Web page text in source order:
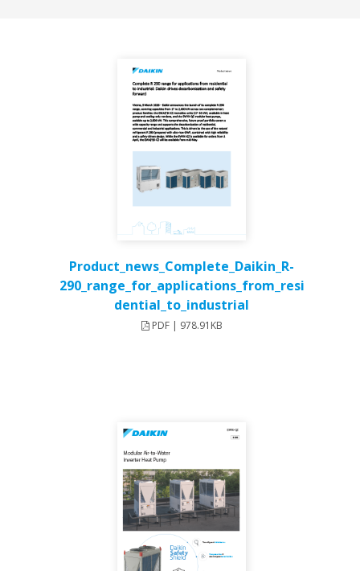
Product_news_Complete_Daikin_R-
290_range_for_applications_from_resi
dential_to_industrial
PDF | 978.91KB